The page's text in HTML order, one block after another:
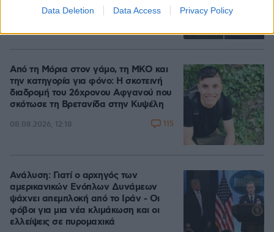
Data Deletion Data Access Privacy Policy
από μέλη του κόμματος
Από τη Μόρια στον γάμο, τη ΜΚΟ και
την κατηγορία για φόνο: Η σκοτεινή
διαδρομή του 26χρονου Αφγανού που
σκότωσε τη Βρετανίδα στην Κυψέλη
08.08.2026, 12:18 115
Ανάλυση: Γιατί ο αρχηγός των
αμερικανικών Ενόπλων Δυνάμεων
ψάχνει απεμπλοκή από το Ιράν - Οι
φόβοι για μια νέα κλιμάκωση και οι
ελλείψεις σε πυρομαχικά